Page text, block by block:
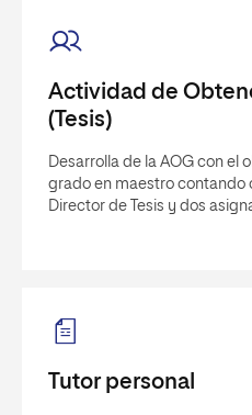
Actividad de
(Tesis)
Desarrolla de la AOG con el
grado en maestro contando
Director de Tesis y dos
Tutor personal